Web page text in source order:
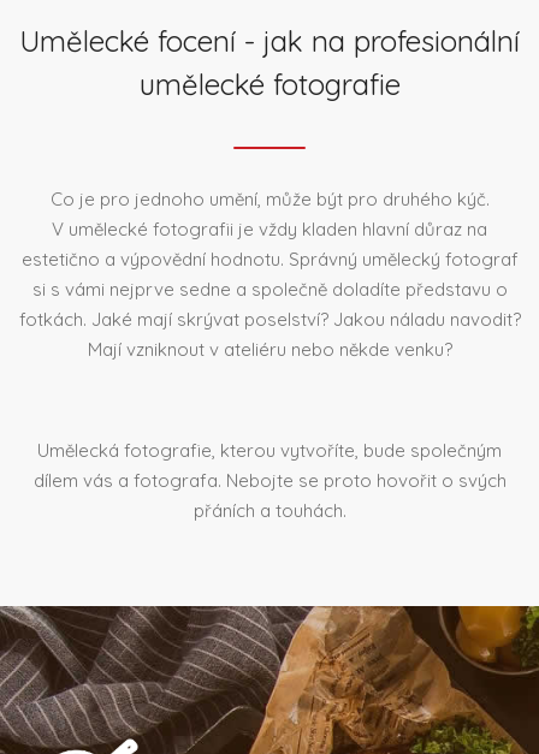
Umělecké focení - jak na profesionální
umělecké fotografie
Co je pro jednoho umění, může být pro druhého kýč.
V umělecké fotografii je vždy kladen hlavní důraz na
estetično a výpovědní hodnotu. Správný umělecký fotograf
si s vámi nejprve sedne a společně doladíte představu o
fotkách. Jaké mají skrývat poselství? Jakou náladu navodit?
Mají vzniknout v ateliéru nebo někde venku?
Umělecká fotografie, kterou vytvoříte, bude společným
dílem vás a fotografa. Nebojte se proto hovořit o svých
přáních a touhách.